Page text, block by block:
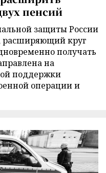
пенсий
защиты России
расширяющий круг
получать
на
поддержки
операции и